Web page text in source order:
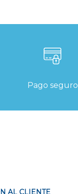
Pago seguro
AL CLIENTE